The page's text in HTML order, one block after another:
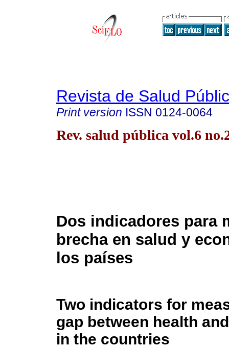
Revista de Salud
Print version ISSN 0124-0064
Rev. salud pública vol.6
Dos indicadores para
brecha en salud y
los países
Two indicators for
gap between health
in the countries